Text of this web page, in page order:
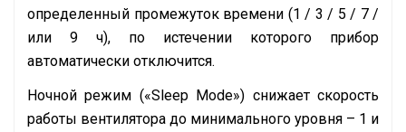
определенный промежуток времени (1 / 3 / 5 / 7 /
или 9 ч), по истечении которого прибор
автоматически отключится.
Ночной режим («Sleep Mode») снижает скорость
работы вентилятора до минимального уровня – 1 и